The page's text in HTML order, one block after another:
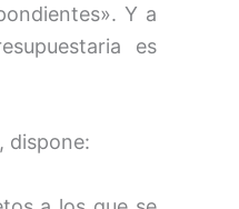
Y a
es
dispone: